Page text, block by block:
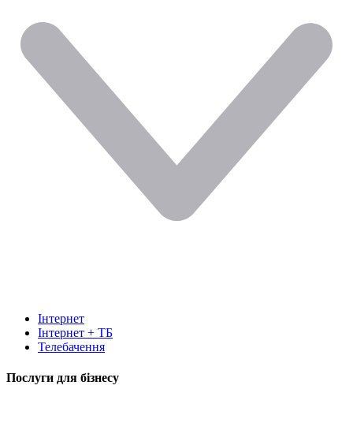
Інтернет
Інтернет + ТБ
Телебачення
Послуги для бізнесу